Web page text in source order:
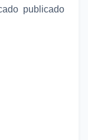
publicado